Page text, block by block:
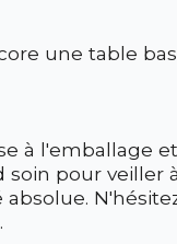
une table
à l'emballage
pour